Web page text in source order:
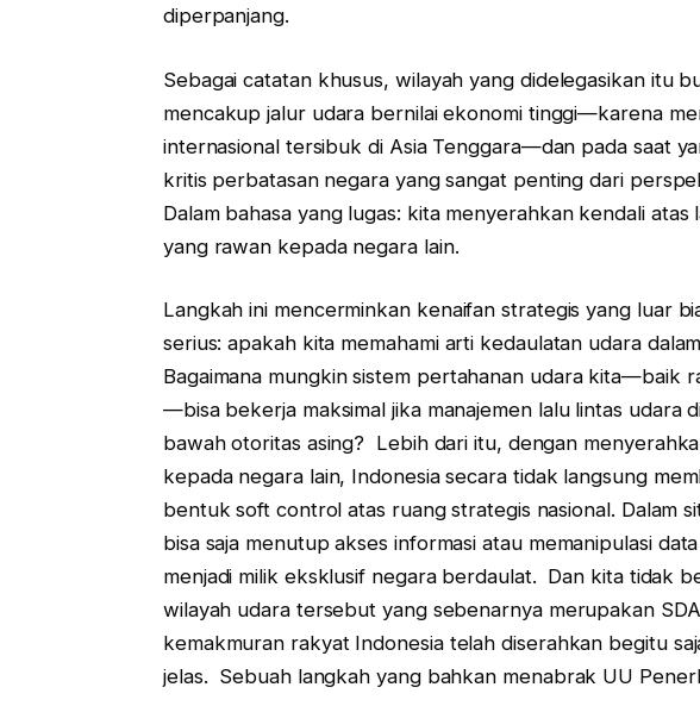
diperpanjang.
Sebagai catatan khusus, wilayah yang didelegasikan itu
mencakup jalur udara bernilai ekonomi tinggi—karena
internasional tersibuk di Asia Tenggara—dan pada saat
kritis perbatasan negara yang sangat penting dari
Dalam bahasa yang lugas: kita menyerahkan kendali
yang rawan kepada negara lain.
Langkah ini mencerminkan kenaifan strategis yang luar
serius: apakah kita memahami arti kedaulatan udara
Bagaimana mungkin sistem pertahanan udara kita—baik
—bisa bekerja maksimal jika manajemen lalu lintas udara
bawah otoritas asing? Lebih dari itu, dengan
kepada negara lain, Indonesia secara tidak langsung
bentuk soft control atas ruang strategis nasional. Dalam
bisa saja menutup akses informasi atau memanipulasi
menjadi milik eksklusif negara berdaulat. Dan kita tidak
wilayah udara tersebut yang sebenarnya merupakan
kemakmuran rakyat Indonesia telah diserahkan begitu
jelas. Sebuah langkah yang bahkan menabrak UU